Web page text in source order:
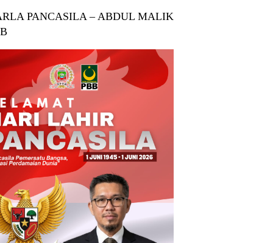
PANCASILA – ABDUL MALIK